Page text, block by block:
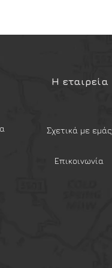
Η εταιρεία
Σχετικά με εμάς
Επικοινωνία